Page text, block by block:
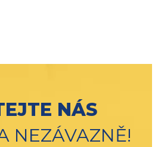
NÁS
NEZÁVAZNĚ!